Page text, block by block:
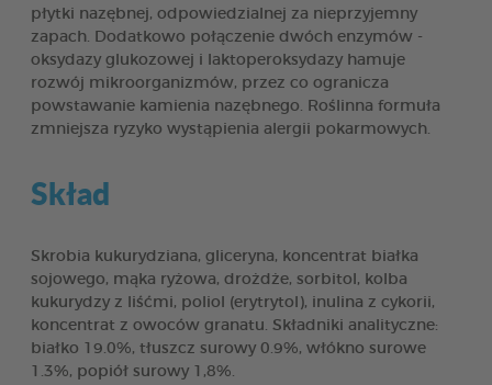
płytki nazębnej, odpowiedzialnej za nieprzyjemny
zapach. Dodatkowo połączenie dwóch enzymów -
oksydazy glukozowej i laktoperoksydazy hamuje
rozwój mikroorganizmów, przez co ogranicza
powstawanie kamienia nazębnego. Roślinna formuła
zmniejsza ryzyko wystąpienia alergii pokarmowych.
Skład
Skrobia kukurydziana, gliceryna, koncentrat białka
sojowego, mąka ryżowa, drożdże, sorbitol, kolba
kukurydzy z liśćmi, poliol (erytrytol), inulina z cykorii,
koncentrat z owoców granatu. Składniki analityczne:
białko 19.0%, tłuszcz surowy 0.9%, włókno surowe
1.3%, popiół surowy 1,8%.